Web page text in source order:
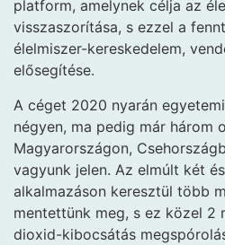
platform, amelynek célja az
visszaszorítása, s ezzel a
élelmiszer-kereskedelem,
elősegítése.
A céget 2020 nyarán
négyen, ma pedig már három
Magyarországon,
vagyunk jelen. Az elmúlt két
alkalmazáson keresztül több
mentettünk meg, s ez közel 2
dioxid-kibocsátás